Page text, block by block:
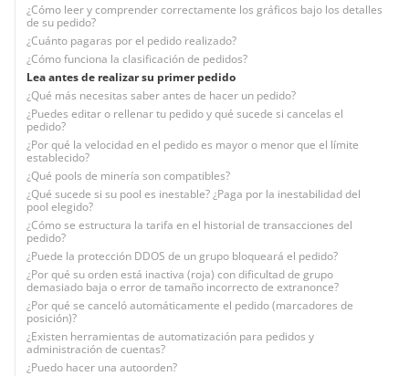
¿Cómo leer y comprender correctamente los gráficos bajo los detalles
de su pedido?
¿Cuánto pagaras por el pedido realizado?
¿Cómo funciona la clasificación de pedidos?
Lea antes de realizar su primer pedido
¿Qué más necesitas saber antes de hacer un pedido?
¿Puedes editar o rellenar tu pedido y qué sucede si cancelas el
pedido?
¿Por qué la velocidad en el pedido es mayor o menor que el límite
establecido?
¿Qué pools de minería son compatibles?
¿Qué sucede si su pool es inestable? ¿Paga por la inestabilidad del
pool elegido?
¿Cómo se estructura la tarifa en el historial de transacciones del
pedido?
¿Puede la protección DDOS de un grupo bloqueará el pedido?
¿Por qué su orden está inactiva (roja) con dificultad de grupo
demasiado baja o error de tamaño incorrecto de extranonce?
¿Por qué se canceló automáticamente el pedido (marcadores de
posición)?
¿Existen herramientas de automatización para pedidos y
administración de cuentas?
¿Puedo hacer una autoorden?